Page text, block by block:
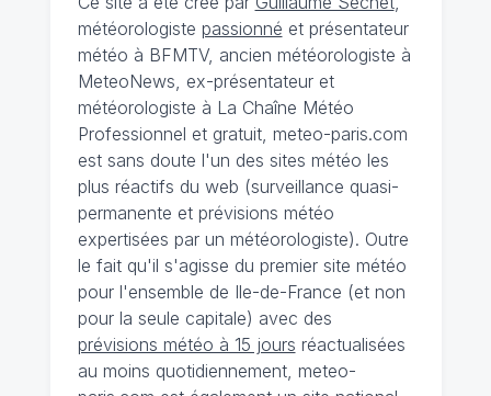
météorologiste passionné et présentateur
météo à BFMTV, ancien météorologiste à
MeteoNews, ex-présentateur et
météorologiste à La Chaîne Météo
Professionnel et gratuit, meteo-paris.com
est sans doute l'un des sites météo les
plus réactifs du web (surveillance quasi-
permanente et prévisions météo
expertisées par un météorologiste). Outre
le fait qu'il s'agisse du premier site météo
pour l'ensemble de Ile-de-France (et non
pour la seule capitale) avec des
prévisions météo à 15 jours réactualisées
au moins quotidiennement, meteo-